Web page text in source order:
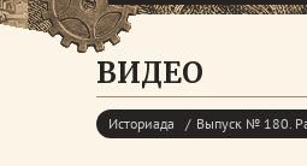
ВИДЕО
Историада Выпуск № 180.